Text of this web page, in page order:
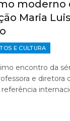
moderno
Maria
E CULTURA
encontro da
e diretora
referência